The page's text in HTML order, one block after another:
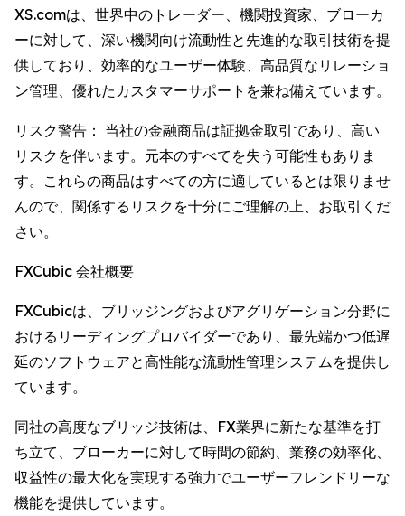
XS.comは、世界中のトレーダー、機関投資家、ブローカ
ーに対して、深い機関向け流動性と先進的な取引技術を提
供しており、効率的なユーザー体験、高品質なリレーショ
ン管理、優れたカスタマーサポートを兼ね備えています。
リスク警告： 当社の金融商品は証拠金取引であり、高い
リスクを伴います。元本のすべてを失う可能性もありま
す。これらの商品はすべての方に適しているとは限りませ
んので、関係するリスクを十分にご理解の上、お取引くだ
さい。
FXCubic 会社概要
FXCubicは、ブリッジングおよびアグリゲーション分野に
おけるリーディングプロバイダーであり、最先端かつ低遅
延のソフトウェアと高性能な流動性管理システムを提供し
ています。
同社の高度なブリッジ技術は、FX業界に新たな基準を打
ち立て、ブローカーに対して時間の節約、業務の効率化、
収益性の最大化を実現する強力でユーザーフレンドリーな
機能を提供しています。